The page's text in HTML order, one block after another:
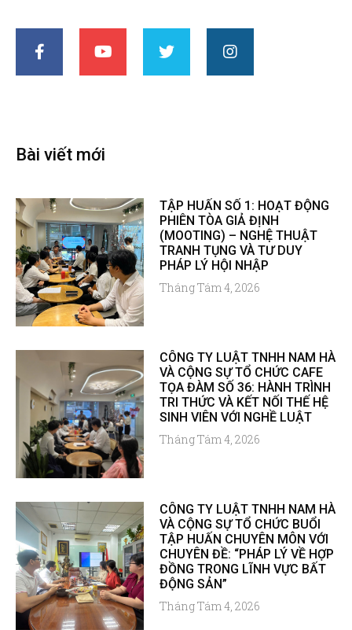
Bài viết mới
TẬP HUẤN SỐ 1: HOẠT ĐỘNG
PHIÊN TÒA GIẢ ĐỊNH
(MOOTING) – NGHỆ THUẬT
TRANH TỤNG VÀ TƯ DUY
PHÁP LÝ HỘI NHẬP
Tháng Tám 4, 2026
CÔNG TY LUẬT TNHH NAM HÀ
VÀ CỘNG SỰ TỔ CHỨC CAFE
TỌA ĐÀM SỐ 36: HÀNH TRÌNH
TRI THỨC VÀ KẾT NỐI THẾ HỆ
SINH VIÊN VỚI NGHỀ LUẬT
Tháng Tám 4, 2026
CÔNG TY LUẬT TNHH NAM HÀ
VÀ CỘNG SỰ TỔ CHỨC BUỔI
TẬP HUẤN CHUYÊN MÔN VỚI
CHUYÊN ĐỀ: “PHÁP LÝ VỀ HỢP
ĐỒNG TRONG LĨNH VỰC BẤT
ĐỘNG SẢN”
Tháng Tám 4, 2026